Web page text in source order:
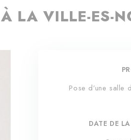
LA VILLE-ES-
Pose d’une salle
DATE DE